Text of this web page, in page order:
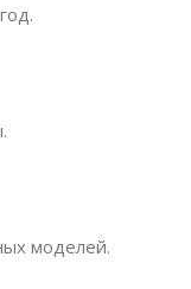
моделей.